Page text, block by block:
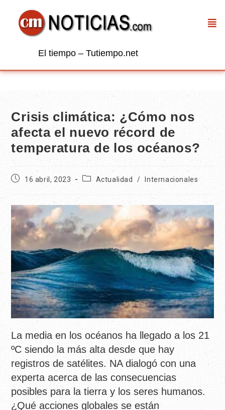
El tiempo – Tutiempo.net
Crisis climática: ¿Cómo nos
afecta el nuevo récord de
temperatura de los océanos?
16 abril, 2023 Actualidad / Internacionales
La media en los océanos ha llegado a los 21
ºC siendo la más alta desde que hay
registros de satélites. NA dialogó con una
experta acerca de las consecuencias
posibles para la tierra y los seres humanos.
¿Qué acciones globales se están